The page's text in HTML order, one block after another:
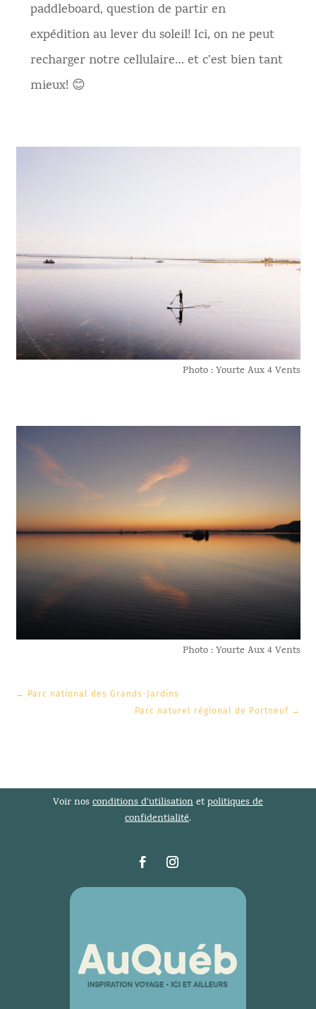
paddleboard, question de partir en
expédition au lever du soleil! Ici, on ne peut
recharger notre cellulaire… et c’est bien tant
mieux! 😊
Photo : Yourte Aux 4 Vents
Photo : Yourte Aux 4 Vents
← Parc national des Grands-Jardins
Parc naturel régional de Portneuf→
Voir nosconditions d’utilisationetpolitiques de
confidentialité.